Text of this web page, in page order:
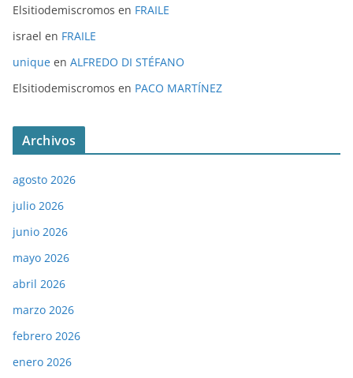
Elsitiodemiscromos en FRAILE
israel en FRAILE
unique en ALFREDO DI STÉFANO
Elsitiodemiscromos en PACO MARTÍNEZ
Archivos
agosto 2026
julio 2026
junio 2026
mayo 2026
abril 2026
marzo 2026
febrero 2026
enero 2026